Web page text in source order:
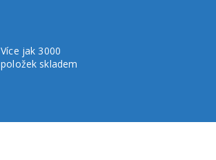
Více jak 3000
položek skladem